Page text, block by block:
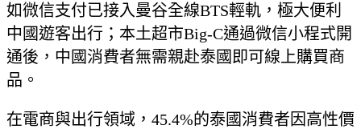
如微信支付已接入曼谷全線BTS輕軌，極大便利
中國遊客出行；本土超市Big-C通過微信小程式開
通後，中國消費者無需親赴泰國即可線上購買商
品。
在電商與出行領域，45.4%的泰國消費者因高性價